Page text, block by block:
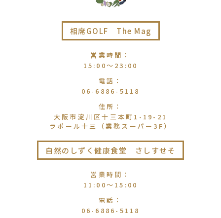
相席GOLF The Mag
営業時間 ：
15:00〜23:00
電話 ：
06-6886-5118
住所 ：
大阪市淀川区十三本町1-19-21
ラポール十三（業務スーパー3F）
自然のしずく健康食堂 さしすせそ
営業時間 ：
11:00〜15:00
電話 ：
06-6886-5118